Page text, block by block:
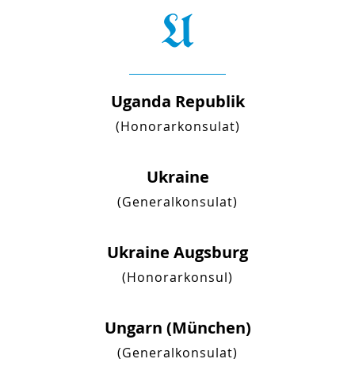
U
Uganda Republik
(Honorarkonsulat)
Ukraine
(Generalkonsulat)
Ukraine Augsburg
(Honorarkonsul)
Ungarn (München)
(Generalkonsulat)